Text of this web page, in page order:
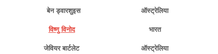
बेन ड्वारशुइस ऑस्ट्रेलिया
विष्णु विनोद भारत
जेवियर बार्टलेट ऑस्ट्रेलिया